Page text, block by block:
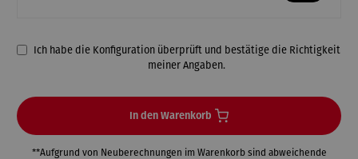
Ich habe die Konfiguration überprüft und bestätige die Richtigkeit
meiner Angaben.
In den Warenkorb
**Aufgrund von Neuberechnungen im Warenkorb sind abweichende